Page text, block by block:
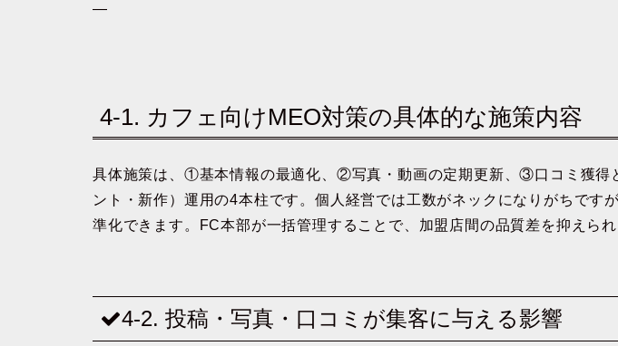
—
4-1. カフェ向けMEO対策の具体的な施策内容
具体施策は、①基本情報の最適化、②写真・動画の定期更新、③口コミ獲得
ント・新作）運用の4本柱です。個人経営では工数がネックになりがちです
準化できます。FC本部が一括管理することで、加盟店間の品質差を抑えられ
4-2. 投稿・写真・口コミが集客に与える影響